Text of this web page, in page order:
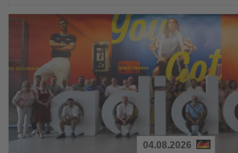
04.08.2026